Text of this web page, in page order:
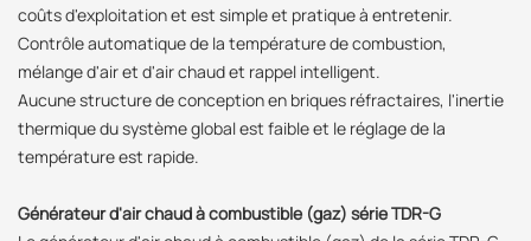
coûts d'exploitation et est simple et pratique à entretenir.
Contrôle automatique de la température de combustion,
mélange d'air et d'air chaud et rappel intelligent.
Aucune structure de conception en briques réfractaires, l'inertie
thermique du système global est faible et le réglage de la
température est rapide.
Générateur d'air chaud à combustible (gaz) série TDR-G